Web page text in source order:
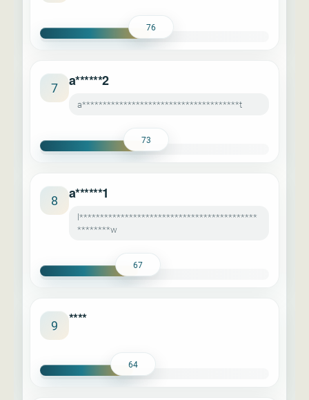
76
7 a******2
a**************************************t
73
8 a******1
l*******************************************
********w
67
9 ****
64